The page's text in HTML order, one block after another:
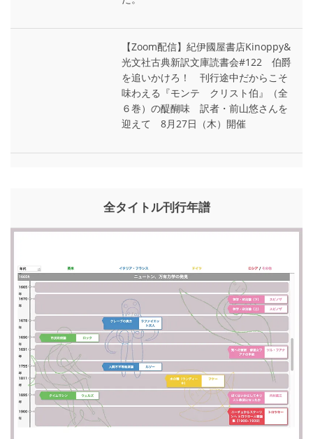
【Zoom配信】紀伊國屋書店Kinoppy&
光文社古典新訳文庫読書会#122 伯爵
を追いかけろ！ 刊行途中だからこそ
味わえる『モンテ゠クリスト伯』（全
６巻）の醍醐味 訳者・前山悠さんを
迎えて 8月27日（木）開催
全タイトル刊行年譜